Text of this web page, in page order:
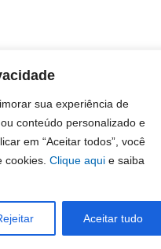
sua experiência de
conteúdo personalizado e
em “Aceitar todos”, você
cookies. Clique aqui e saiba
Aceitar tudo